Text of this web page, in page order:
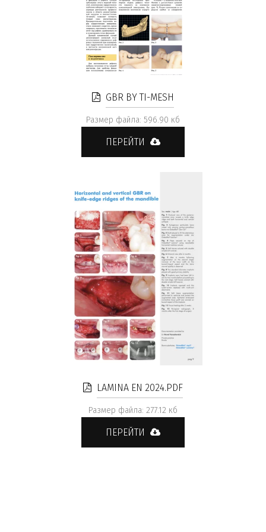
GBR BY TI-MESH
Размер файла: 596.90 кб
ПЕРЕЙТИ
LAMINA EN 2024.PDF
Размер файла: 277.12 кб
ПЕРЕЙТИ